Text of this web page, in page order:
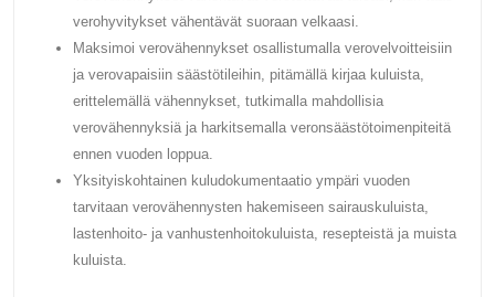
verohyvitykset vähentävät suoraan velkaasi.
Maksimoi verovähennykset osallistumalla verovelvoitteisiin
ja verovapaisiin säästötileihin, pitämällä kirjaa kuluista,
erittelemällä vähennykset, tutkimalla mahdollisia
verovähennyksiä ja harkitsemalla veronsäästötoimenpiteitä
ennen vuoden loppua.
Yksityiskohtainen kuludokumentaatio ympäri vuoden
tarvitaan verovähennysten hakemiseen sairauskuluista,
lastenhoito- ja vanhustenhoitokuluista, resepteistä ja muista
kuluista.